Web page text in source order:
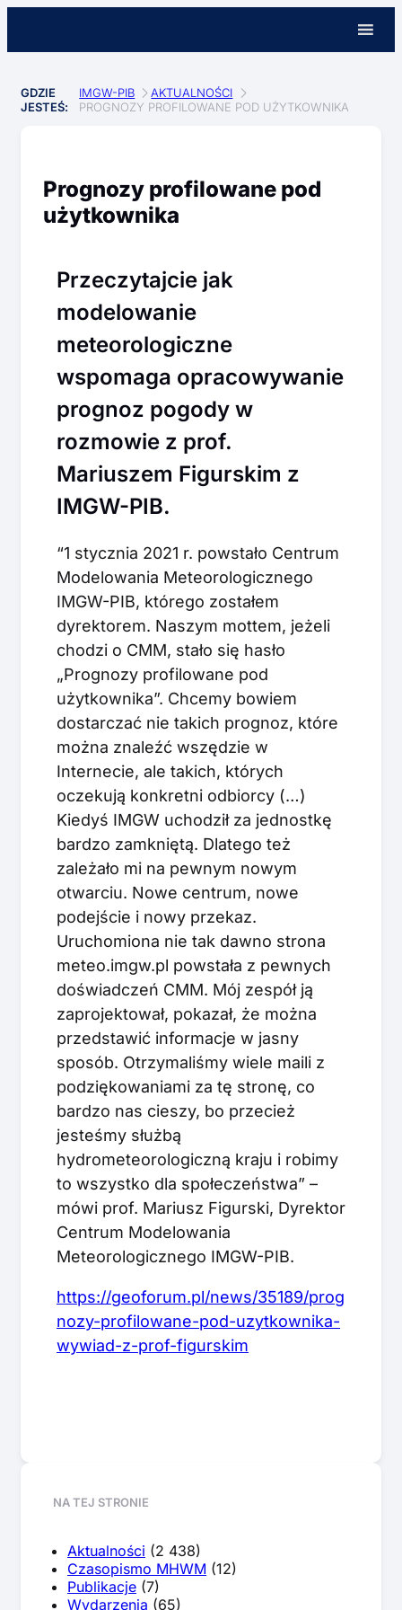
GDZIE
JESTEŚ:
IMGW-PIB
AKTUALNOŚCI
PROGNOZY PROFILOWANE POD UŻYTKOWNIKA
Prognozy profilowane pod
użytkownika
Przeczytajcie jak
modelowanie
meteorologiczne
wspomaga opracowywanie
prognoz pogody w
rozmowie z prof.
Mariuszem Figurskim z
IMGW-PIB.
“1 stycznia 2021 r. powstało Centrum
Modelowania Meteorologicznego
IMGW-PIB, którego zostałem
dyrektorem. Naszym mottem, jeżeli
chodzi o CMM, stało się hasło
„Prognozy profilowane pod
użytkownika”. Chcemy bowiem
dostarczać nie takich prognoz, które
można znaleźć wszędzie w
Internecie, ale takich, których
oczekują konkretni odbiorcy (…)
Kiedyś IMGW uchodził za jednostkę
bardzo zamkniętą. Dlatego też
zależało mi na pewnym nowym
otwarciu. Nowe centrum, nowe
podejście i nowy przekaz.
Uruchomiona nie tak dawno strona
meteo.imgw.pl powstała z pewnych
doświadczeń CMM. Mój zespół ją
zaprojektował, pokazał, że można
przedstawić informacje w jasny
sposób. Otrzymaliśmy wiele maili z
podziękowaniami za tę stronę, co
bardzo nas cieszy, bo przecież
jesteśmy służbą
hydrometeorologiczną kraju i robimy
to wszystko dla społeczeństwa” –
mówi prof. Mariusz Figurski, Dyrektor
Centrum Modelowania
Meteorologicznego IMGW-PIB.
https://geoforum.pl/news/35189/prog
nozy-profilowane-pod-uzytkownika-
wywiad-z-prof-figurskim
NA TEJ STRONIE
Aktualności (2 438)
Czasopismo MHWM (12)
Publikacje (7)
Wydarzenia (65)